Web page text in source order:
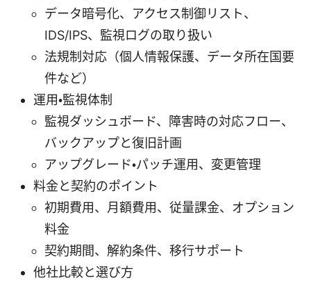
データ暗号化、アクセス制御リスト、
IDS/IPS、監視ログの取り扱い
法規制対応（個人情報保護、データ所在国要
件など）
運用・監視体制
監視ダッシュボード、障害時の対応フロー、
バックアップと復旧計画
アップグレード・パッチ運用、変更管理
料金と契約のポイント
初期費用、月額費用、従量課金、オプション
料金
契約期間、解約条件、移行サポート
他社比較と選び方